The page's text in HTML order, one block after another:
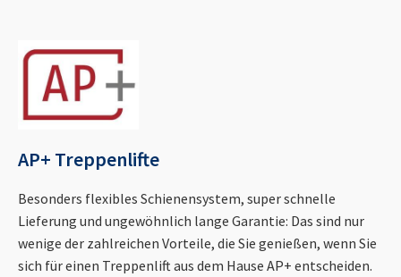
AP+ Treppenlifte
Besonders flexibles Schienensystem, super schnelle
Lieferung und ungewöhnlich lange Garantie: Das sind nur
wenige der zahlreichen Vorteile, die Sie genießen, wenn Sie
sich für einen Treppenlift aus dem Hause AP+ entscheiden.